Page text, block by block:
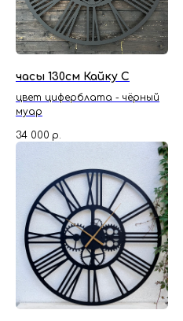
часы 130см Кайку С
цвет циферблата - чёрный
муар
34 000 р.